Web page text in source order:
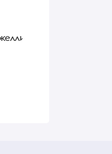
весовые